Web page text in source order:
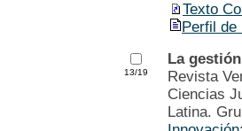
Texto
Perfil de
13/19
La
Revista
Ciencias
Latina.